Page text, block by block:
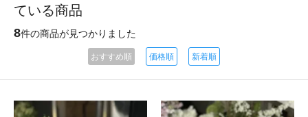
ている商品
8件の商品が見つかりました
おすすめ順 価格順 新着順